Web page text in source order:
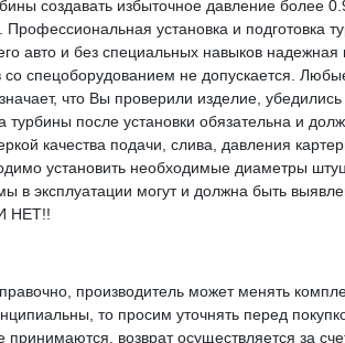
создавать избыточное давление более
Профессиональная установка и подготовка
авто и без специальных навыков надежная
спецоборудованием не допускается.
что Вы проверили изделие,
турбины после установки обязательна и
качества подачи, слива, давления
установить необходимые диаметры
в эксплуатации могут и должна быть
НЕТ!!
производитель может менять
то просим уточнять перед
возврат осуществляется за